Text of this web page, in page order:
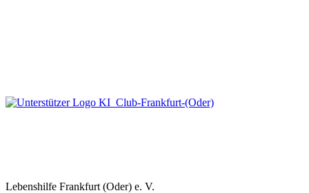
Lebenshilfe Frankfurt (Oder) e. V.